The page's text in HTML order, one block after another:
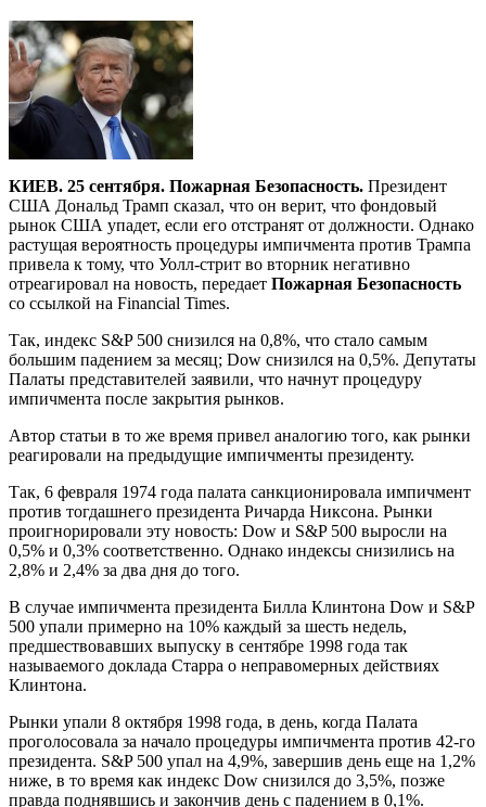
КИЕВ. 25 сентября. Пожарная Безопасность. Президент
США Дональд Трамп сказал, что он верит, что фондовый
рынок США упадет, если его отстранят от должности. Однако
растущая вероятность процедуры импичмента против Трампа
привела к тому, что Уолл-стрит во вторник негативно
отреагировал на новость, передает Пожарная Безопасность
со ссылкой на Financial Times.
Так, индекс S&P 500 снизился на 0,8%, что стало самым
большим падением за месяц; Dow снизился на 0,5%. Депутаты
Палаты представителей заявили, что начнут процедуру
импичмента после закрытия рынков.
Автор статьи в то же время привел аналогию того, как рынки
реагировали на предыдущие импичменты президенту.
Так, 6 февраля 1974 года палата санкционировала импичмент
против тогдашнего президента Ричарда Никсона. Рынки
проигнорировали эту новость: Dow и S&P 500 выросли на
0,5% и 0,3% соответственно. Однако индексы снизились на
2,8% и 2,4% за два дня до того.
В случае импичмента президента Билла Клинтона Dow и S&P
500 упали примерно на 10% каждый за шесть недель,
предшествовавших выпуску в сентябре 1998 года так
называемого доклада Старра о неправомерных действиях
Клинтона.
Рынки упали 8 октября 1998 года, в день, когда Палата
проголосовала за начало процедуры импичмента против 42-го
президента. S&P 500 упал на 4,9%, завершив день еще на 1,2%
ниже, в то время как индекс Dow снизился до 3,5%, позже
правда поднявшись и закончив день с падением в 0,1%.